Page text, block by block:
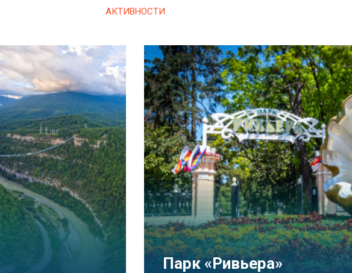
АКТИВНОСТИ
Аквапарк «АКВАЛОО»